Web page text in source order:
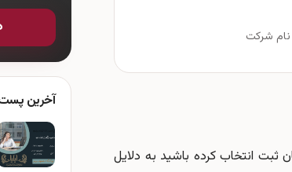
شرکت
انتخاب کرده باشید به دلایل
آخرین